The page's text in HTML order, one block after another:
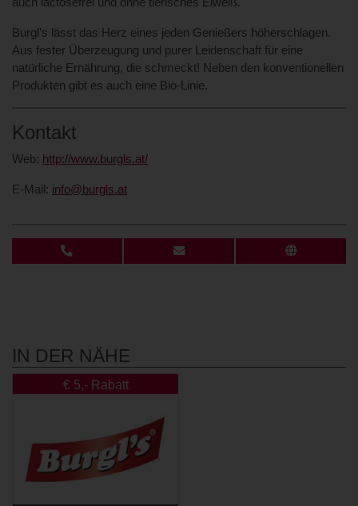
auch lactosefrei und ohne tierisches Eiweiß.
Burgl’s lässt das Herz eines jeden Genießers höherschlagen.
Aus fester Überzeugung und purer Leidenschaft für eine
natürliche Ernährung, die schmeckt! Neben den konventionellen
Produkten gibt es auch eine Bio-Linie.
Kontakt
Web: http://www.burgls.at/
E-Mail: info@burgls.at
IN DER NÄHE
€ 5,- Rabatt